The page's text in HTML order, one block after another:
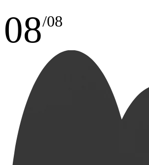
Тип мероприятия
Детям
Премьера
Пушкинская карта
08/08